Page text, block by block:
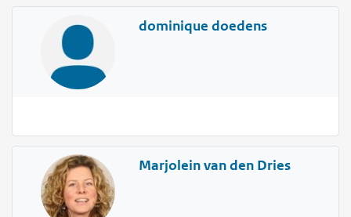
dominique doedens
Marjolein van den Dries